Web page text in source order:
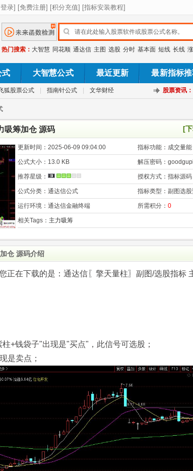
热门搜索： 大智慧 同花顺 通达信 主图 选股 分时 基本面 短线 长线
式 大智慧公式 最近更新 最新指标
狐股票公式 指南针公式 文华财经 股票资讯：
吸筹加仓 源码 [
更新时间： 2025-06-09 09:04:00 指标功能： 成交量能
公式大小： 13.0 KB 解压密码：
推荐星级： 授权方式： 指标源码
公式分类： 通达信公式 指标类型： 副图选
运行环境： 通达信金融终端 所需积分： 0
相关Tags： 主力吸筹
仓 源码介绍
正在下载的是：通达信〖擎天量柱〗副图/选股指标
+钱袋子"出现是"买点"，此信号可选股；
是卖点；